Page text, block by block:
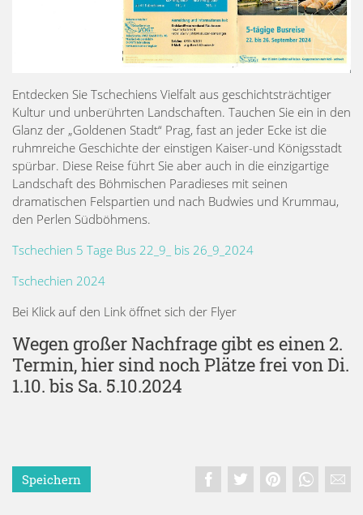
Entdecken Sie Tschechiens Vielfalt aus geschichtsträchtiger
Kultur und unberührten Landschaften. Tauchen Sie ein in den
Glanz der „Goldenen Stadt“ Prag, fast an jeder Ecke ist die
ruhmreiche Geschichte der einstigen Kaiser-und Königsstadt
spürbar. Diese Reise führt Sie aber auch in die einzigartige
Landschaft des Böhmischen Paradieses mit seinen
dramatischen Felspartien und nach Budwies und Krummau,
den Perlen Südböhmens.
Tschechien 5 Tage Bus 22_9_ bis 26_9_2024
Tschechien 2024
Bei Klick auf den Link öffnet sich der Flyer
Wegen großer Nachfrage gibt es einen 2.
Termin, hier sind noch Plätze frei von Di.
1.10. bis Sa. 5.10.2024
Speichern